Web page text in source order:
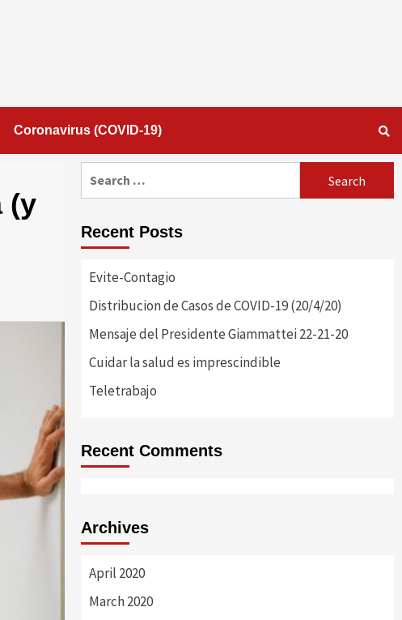
Coronavirus (COVID-19)
(y
Recent Posts
Evite-Contagio
Distribucion de Casos de COVID-19 (20/4/20)
Mensaje del Presidente Giammattei 22-21-20
Cuidar la salud es imprescindible
Teletrabajo
Recent Comments
Archives
April 2020
March 2020